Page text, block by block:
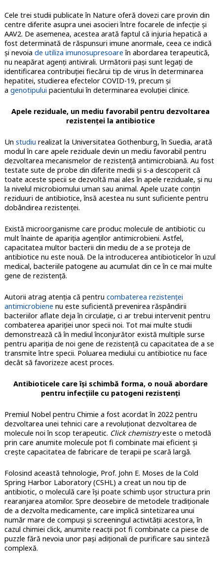
Cele trei studii publicate în Nature oferă dovezi care provin din
centre diferite asupra unei asocieri între focarele de infecție și
AAV2. De asemenea, acestea arată faptul că injuria hepatică a
fost determinată de răspunsuri imune anormale, ceea ce indică
și nevoia de utiliza imunosupresoare în abordarea terapeutică,
nu neapărat agenți antivirali. Următorii pași sunt legați de
identificarea contribuției fiecărui tip de virus în determinarea
hepatitei, studierea efectelor COVID-19, precum și
a genotipului pacientului în determinarea evoluției clinice.
Apele reziduale, un mediu favorabil pentru dezvoltarea
rezistenței la antibiotice
Un studiu realizat la Universitatea Gothenburg, în Suedia, arată
modul în care apele reziduale devin un mediu favorabil pentru
dezvoltarea mecanismelor de rezistență antimicrobiană. Au fost
testate sute de probe din diferite medii și s-a descoperit că
toate aceste specii se dezvoltă mai ales în apele reziduale, și nu
la nivelul microbiomului uman sau animal. Apele uzate conțin
reziduuri de antibiotice, însă acestea nu sunt suficiente pentru
dobândirea rezistenței.
Există microorganisme care produc molecule de antibiotic cu
mult înainte de apariția agenților antimicrobieni. Astfel,
capacitatea multor bacterii din mediu de a se proteja de
antibiotice nu este nouă. De la introducerea antibioticelor în uzul
medical, bacteriile patogene au acumulat din ce în ce mai multe
gene de rezistență.
Autorii atrag atenția că pentru combaterea rezistenței
antimicrobiene nu este suficientă prevenirea răspândirii
bacteriilor aflate deja în circulație, ci ar trebui intervenit pentru
combaterea apariției unor specii noi. Tot mai multe studii
demonstrează că în mediul înconjurător există multiple surse
pentru apariția de noi gene de rezistență cu capacitatea de a se
transmite între specii. Poluarea mediului cu antibiotice nu face
decât să favorizeze acest proces.
Antibioticele care își schimbă forma, o nouă abordare
pentru infecțiile cu patogeni rezistenți
Premiul Nobel pentru Chimie a fost acordat în 2022 pentru
dezvoltarea unei tehnici care a revoluționat dezvoltarea de
molecule noi în scop terapeutic. Click chemistryeste o metodă
prin care anumite molecule pot fi combinate mai eficient și
crește capacitatea de fabricare de terapii pe scară largă.
Folosind această tehnologie, Prof. John E. Moses de la Cold
Spring Harbor Laboratory (CSHL) a creat un nou tip de
antibiotic, o moleculă care își poate schimb ușor structura prin
rearanjarea atomilor. Spre deosebire de metodele tradiționale
de a dezvolta medicamente, care implică sintetizarea unui
număr mare de compuși și screeningul activității acestora, în
cazul chimiei click, anumite reacții pot fi combinate ca piese de
puzzle fără nevoia unor pași adiționali de purificare sau sinteză
complexă.